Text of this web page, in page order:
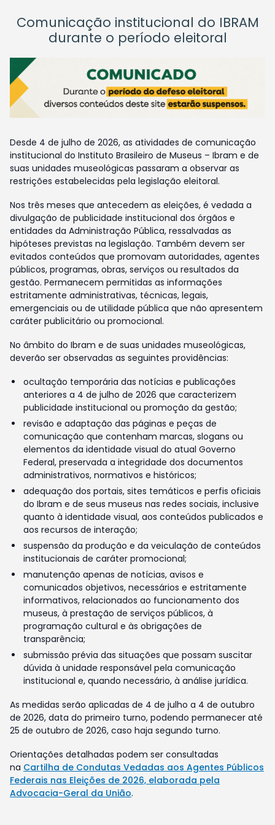
Comunicação institucional do IBRAM
durante o período eleitoral
Desde 4 de julho de 2026, as atividades de comunicação
institucional do Instituto Brasileiro de Museus – Ibram e de
suas unidades museológicas passaram a observar as
restrições estabelecidas pela legislação eleitoral.
Nos três meses que antecedem as eleições, é vedada a
divulgação de publicidade institucional dos órgãos e
entidades da Administração Pública, ressalvadas as
hipóteses previstas na legislação. Também devem ser
evitados conteúdos que promovam autoridades, agentes
públicos, programas, obras, serviços ou resultados da
gestão. Permanecem permitidas as informações
estritamente administrativas, técnicas, legais,
emergenciais ou de utilidade pública que não apresentem
caráter publicitário ou promocional.
No âmbito do Ibram e de suas unidades museológicas,
deverão ser observadas as seguintes providências:
ocultação temporária das notícias e publicações
anteriores a 4 de julho de 2026 que caracterizem
publicidade institucional ou promoção da gestão;
revisão e adaptação das páginas e peças de
comunicação que contenham marcas, slogans ou
elementos da identidade visual do atual Governo
Federal, preservada a integridade dos documentos
administrativos, normativos e históricos;
adequação dos portais, sites temáticos e perfis oficiais
do Ibram e de seus museus nas redes sociais, inclusive
quanto à identidade visual, aos conteúdos publicados e
aos recursos de interação;
suspensão da produção e da veiculação de conteúdos
institucionais de caráter promocional;
manutenção apenas de notícias, avisos e
comunicados objetivos, necessários e estritamente
informativos, relacionados ao funcionamento dos
museus, à prestação de serviços públicos, à
programação cultural e às obrigações de
transparência;
submissão prévia das situações que possam suscitar
dúvida à unidade responsável pela comunicação
institucional e, quando necessário, à análise jurídica.
As medidas serão aplicadas de 4 de julho a 4 de outubro
de 2026, data do primeiro turno, podendo permanecer até
25 de outubro de 2026, caso haja segundo turno.
Orientações detalhadas podem ser consultadas
na Cartilha de Condutas Vedadas aos Agentes Públicos
Federais nas Eleições de 2026, elaborada pela
Advocacia-Geral da União.